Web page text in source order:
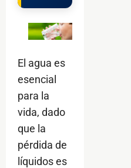
El agua es
esencial
para la
vida, dado
que la
pérdida de
líquidos es